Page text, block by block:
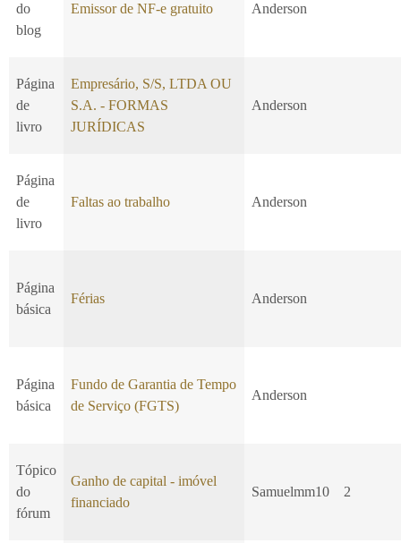
do
blog
Emissor de NF-e gratuito Anderson
Página
de
livro
Empresário, S/S, LTDA OU
S.A. - FORMAS
JURÍDICAS
Anderson
Página
de
livro
Faltas ao trabalho Anderson
Página
básica
Férias Anderson
Página
básica
Fundo de Garantia de Tempo
de Serviço (FGTS)
Anderson
Tópico
do
fórum
Ganho de capital - imóvel
financiado
Samuelmm10 2